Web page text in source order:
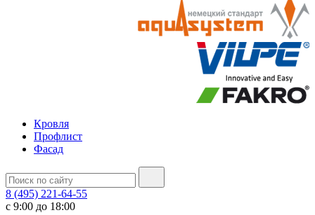
Кровля
Профлист
Фасад
8 (495) 221-64-55
с 9:00 до 18:00